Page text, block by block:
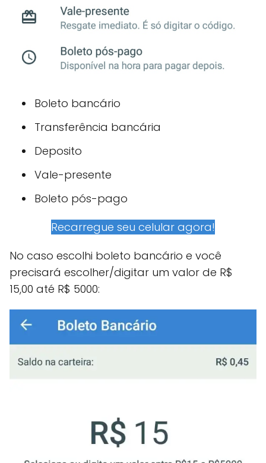
Boleto bancário
Transferência bancária
Deposito
Vale-presente
Boleto pós-pago
Recarregue seu celular agora!
No caso escolhi boleto bancário e você
precisará escolher/digitar um valor de R$
15,00 até R$ 5000: